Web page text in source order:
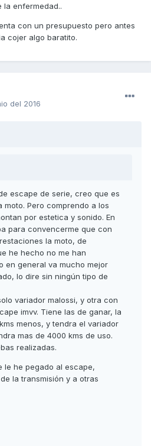
la enfermedad..
con un presupuesto pero antes
cojer algo baratito.
del 2016
escape de serie, creo que es
moto. Pero comprendo a los
por estetica y sonido. En
para convencerme que con
la moto, de
he hecho no me han
en general va mucho mejor
lo dire sin ningún tipo de
variador malossi, y otra con
imvv. Tiene las de ganar, la
menos, y tendra el variador
mas de 4000 kms de uso.
realizadas.
le he pegado al escape,
la transmisión y a otras